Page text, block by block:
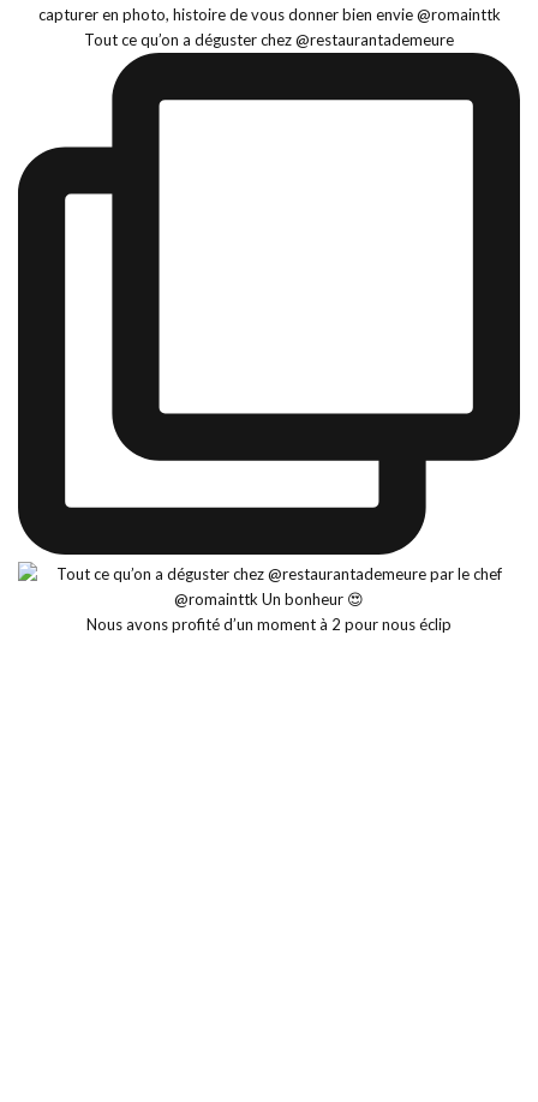
Tout ce qu’on a déguster chez @restaurantademeure
Nous avons profité d’un moment à 2 pour nous éclip